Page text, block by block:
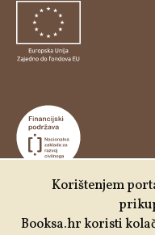
Udruga Kulturtreger je
Korištenjem
Booksa.hr koristi